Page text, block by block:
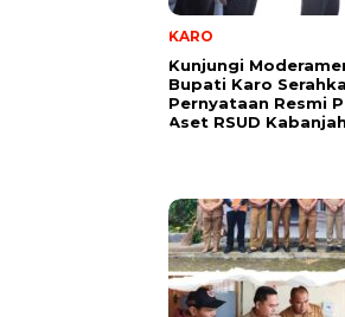
KARO
Kunjungi
Bupati Karo
Pernyataan Resmi
Aset RSUD